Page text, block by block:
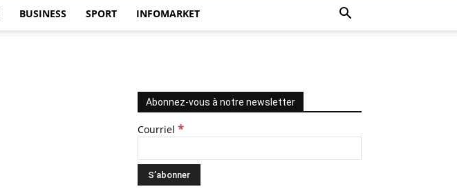
BUSINESS SPORT INFOMARKET
Abonnez-vous à notre newsletter
Courriel *